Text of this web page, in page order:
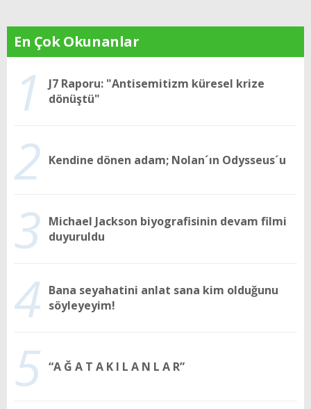
En Çok Okunanlar
1
J7 Raporu: "Antisemitizm küresel krize
dönüştü"
2 Kendine dönen adam; Nolan´ın Odysseus´u
3 Michael Jackson biyografisinin devam filmi
duyuruldu
4 Bana seyahatini anlat sana kim olduğunu
söyleyeyim!
5 “A Ğ A T A K I L A N L A R”